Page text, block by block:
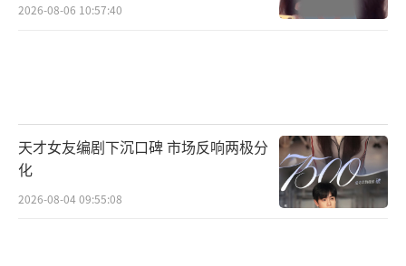
2026-08-06 10:57:40
天才女友编剧下沉口碑 市场反响两极分
化
2026-08-04 09:55:08